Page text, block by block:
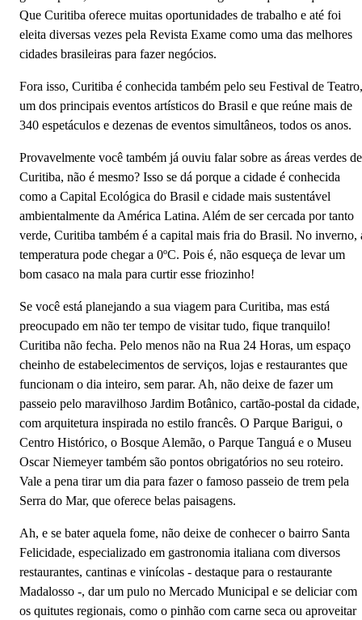
‌Que‌ ‌Curitiba‌ ‌oferece‌ ‌muitas‌ ‌oportunidades‌ ‌de‌ ‌trabalho‌ ‌e‌ ‌até‌ ‌foi‌
‌eleita‌ diversas vezes ‌pela‌ Revista ‌Exame‌ ‌como‌ ‌uma‌ ‌das‌ ‌melhores‌
‌cidades‌ ‌brasileiras‌ ‌para‌ ‌fazer‌ ‌negócios.‌ ‌
‌Fora‌ ‌isso,‌ ‌Curitiba‌ ‌é‌ ‌conhecida‌ ‌também‌ ‌pelo‌ ‌seu‌ ‌Festival‌ ‌de‌ ‌Teatro,‌
‌um‌ ‌dos‌ ‌principais‌ ‌eventos‌ ‌artísticos‌ ‌do‌ ‌Brasil‌ ‌e‌ ‌que‌ ‌reúne mais‌ ‌de‌
‌340‌ ‌espetáculos‌ ‌e‌ ‌dezenas‌ ‌de‌ ‌eventos‌ ‌simultâneos, todos os anos.
‌Provavelmente‌ ‌você‌ também ‌já‌ ‌ouviu‌ falar ‌sobre‌ ‌as‌ ‌áreas‌ ‌verdes‌ ‌de‌
‌Curitiba,‌ ‌não‌ ‌é‌ ‌mesmo?‌ ‌Isso‌ ‌se‌ ‌dá‌ ‌porque‌ ‌a‌ ‌cidade‌ ‌é‌ ‌conhecida‌
‌como‌ ‌a‌ ‌Capital‌ ‌Ecológica‌ ‌do‌ ‌Brasil‌ ‌e‌ ‌cidade‌ ‌mais‌ ‌sustentável
ambientalmente‌ ‌da‌ ‌América‌ ‌Latina‌. Além de ser ‌cercada‌ ‌por‌ ‌tanto‌
‌verde,‌ ‌Curitiba‌ também‌ é ‌a‌ ‌capital‌ ‌mais‌ ‌fria‌ ‌do‌ ‌Brasil.‌ ‌No‌ ‌inverno,‌
‌temperatura‌ ‌pode‌ ‌chegar‌ ‌a‌ ‌0ºC.‌ ‌Pois‌ ‌é,‌ ‌não esqueça de levar um
bom casaco na mala para curtir esse friozinho!
‌Se ‌você‌ ‌está‌ ‌planejando‌ ‌a‌ ‌sua‌ ‌viagem‌ ‌para‌ ‌Curitiba,‌ ‌mas‌ ‌está‌
‌preocupado‌ ‌em‌ ‌não‌ ‌ter‌ ‌tempo‌ ‌de‌ ‌visitar‌ ‌tudo,‌ ‌fique‌ ‌tranquilo!‌
‌Curitiba‌ ‌não‌ ‌fecha.‌ ‌Pelo menos não na‌ ‌Rua‌ ‌24‌ ‌Horas,‌ ‌um‌ ‌espaço‌
‌cheinho‌ ‌de‌ ‌estabelecimentos‌ ‌de‌ ‌serviços,‌ ‌lojas‌ ‌e‌ ‌restaurantes‌ ‌que‌
‌funciona‌m ‌o‌ ‌dia‌ ‌inteiro,‌ ‌sem‌ ‌parar.‌ ‌Ah,‌ ‌não‌ ‌deixe‌ de‌ ‌fazer‌ ‌um‌
‌passeio‌ ‌pelo‌ ‌maravilhoso‌ ‌Jardim‌ ‌Botânico,‌ cartão-postal da cidade,
com arquitetura ‌inspirada no estilo ‌francês.‌ ‌O‌ ‌Parque‌ ‌Barigui,‌ o
Centro Histórico, o Bosque Alemão, ‌o‌ ‌Parque‌ ‌Tanguá‌ ‌e‌ ‌o‌ ‌Museu‌
‌Oscar‌ ‌Niemeyer também‌ ‌são pontos obrigatórios ‌no‌ ‌seu‌ ‌roteiro.
Vale a pena tirar um dia para fazer o famoso passeio de trem pela
Serra do Mar, que oferece belas paisagens.
Ah, e se bater aquela fome, não deixe de conhecer o bairro Santa
Felicidade, especializado em gastronomia italiana com diversos
restaurantes, cantinas e vinícolas - destaque para o restaurante
Madalosso -, dar um pulo no Mercado Municipal e se deliciar com
os quitutes regionais, como o pinhão com carne seca ou aproveitar